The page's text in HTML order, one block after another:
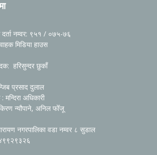
दर्ता नम्वर: ९५१ / ०७५-७६
मिडिया हाउस
हरिसुन्दर छुकाँ
प्रसाद दुलाल
अधिकारी
न्यौपाने, अनिल फोँजू
नगरपालिका वडा नम्वर ८ सुडाल